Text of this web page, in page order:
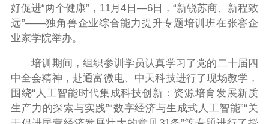
好促进“两个健康”，11月4日—6日，“新锐苏商、新程致
远”——独角兽企业综合能力提升专题培训班在张謇企
业家学院举办。
培训期间，组织参训学员认真学习了党的二十届四
中全会精神，赴通富微电、中天科技进行了现场教学，
围绕“人工智能时代集成科技创新：资源培育发展新质
生产力的探索与实践”“数字经济与生成式人工智能”“关